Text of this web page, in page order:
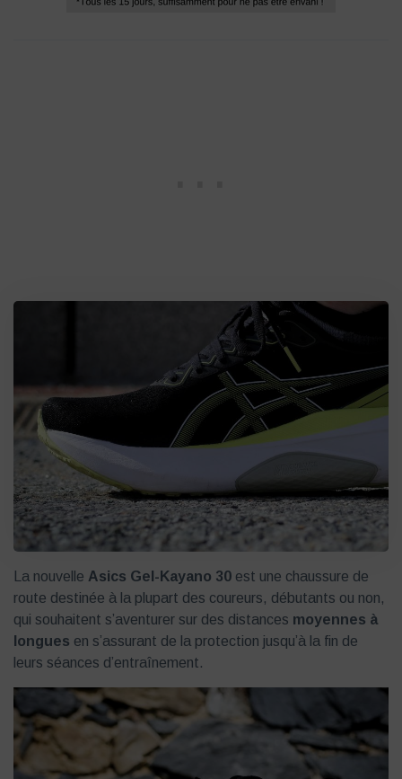
La nouvelle Asics Gel-Kayano 30 est une chaussure de
route destinée à la plupart des coureurs, débutants ou non,
qui souhaitent s’aventurer sur des distances moyennes à
longues en s’assurant de la protection jusqu’à la fin de
leurs séances d’entraînement.